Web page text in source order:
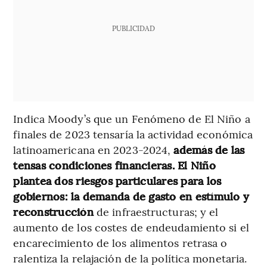
PUBLICIDAD
Indica Moody’s que un Fenómeno de El Niño a
finales de 2023 tensaría la actividad económica
latinoamericana en 2023-2024,además de las
tensas condiciones financieras. El Niño
plantea dos riesgos particulares para los
gobiernos: la demanda de gasto en estímulo y
reconstrucciónde infraestructuras; y el
aumento de los costes de endeudamiento si el
encarecimiento de los alimentos retrasa o
ralentiza la relajación de la política monetaria.